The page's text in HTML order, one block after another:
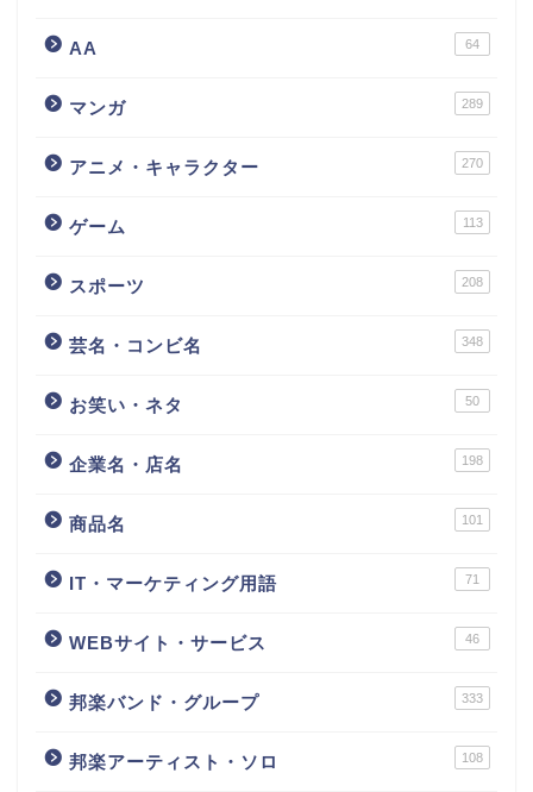
AA 64
マンガ 289
アニメ・キャラクター 270
ゲーム 113
スポーツ 208
芸名・コンビ名 348
お笑い・ネタ 50
企業名・店名 198
商品名 101
IT・マーケティング用語 71
WEBサイト・サービス 46
邦楽バンド・グループ 333
邦楽アーティスト・ソロ 108